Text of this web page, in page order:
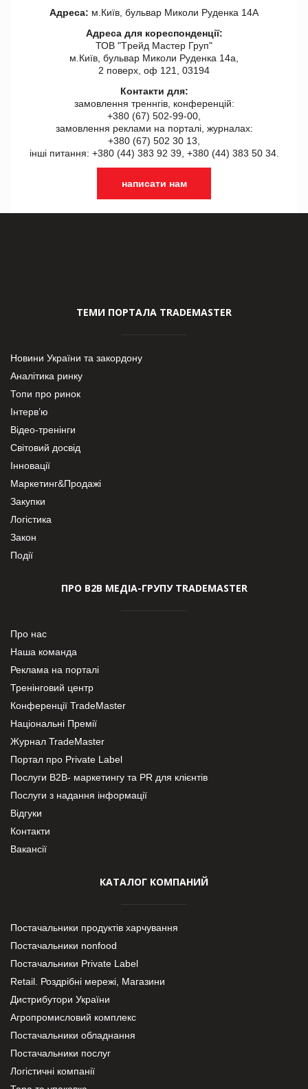
Адреса: м.Київ, бульвар Миколи Руденка 14А
Адреса для кореспонденції:
ТОВ "Tрейд Мастер Груп"
м.Київ, бульвар Миколи Руденка 14а,
2 поверх, оф 121, 03194
Контакти для:
замовлення треннгів, конференцій:
+380 (67) 502-99-00,
замовлення реклами на порталі, журналах:
+380 (67) 502 30 13,
інші питання: +380 (44) 383 92 39, +380 (44) 383 50 34.
написати нам
ТЕМИ ПОРТАЛА TRADEMASTER
Новини України та закордону
Аналітика ринку
Топи про ринок
Інтерв’ю
Відео-тренінги
Світовий досвід
Інновації
Маркетинг&Продажі
Закупки
Логістика
Закон
Події
ПРО В2В МЕДІА-ГРУПУ TRADEMASTER
Про нас
Наша команда
Реклама на порталі
Тренінговий центр
Конференції TradeMaster
Національні Премії
Журнал TradeMaster
Портал про Private Label
Послуги В2В- маркетингу та PR для клієнтів
Послуги з надання інформації
Відгуки
Контакти
Вакансії
КАТАЛОГ КОМПАНИЙ
Постачальники продуктів харчування
Постачальники nonfood
Постачальники Private Label
Retail. Роздрібні мережі, Магазини
Дистрибутори України
Агропромисловий комплекс
Постачальники обладнання
Постачальники послуг
Логістичні компанії